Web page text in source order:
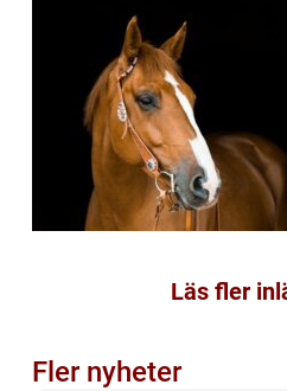
Läs fler
Fler nyheter